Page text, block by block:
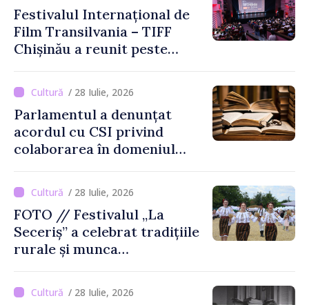
Festivalul Internațional de
Film Transilvania – TIFF
Chișinău a reunit peste
de-a șasea ediție
/ 28 Iulie, 2026
Parlamentul a denunțat
acordul cu CSI privind
colaborarea în domeniul
/ 28 Iulie, 2026
FOTO // Festivalul „La
Seceriș” a celebrat tradițiile
rurale și munca
/ 28 Iulie, 2026